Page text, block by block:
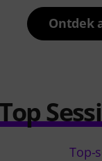
Ontdek
Top-